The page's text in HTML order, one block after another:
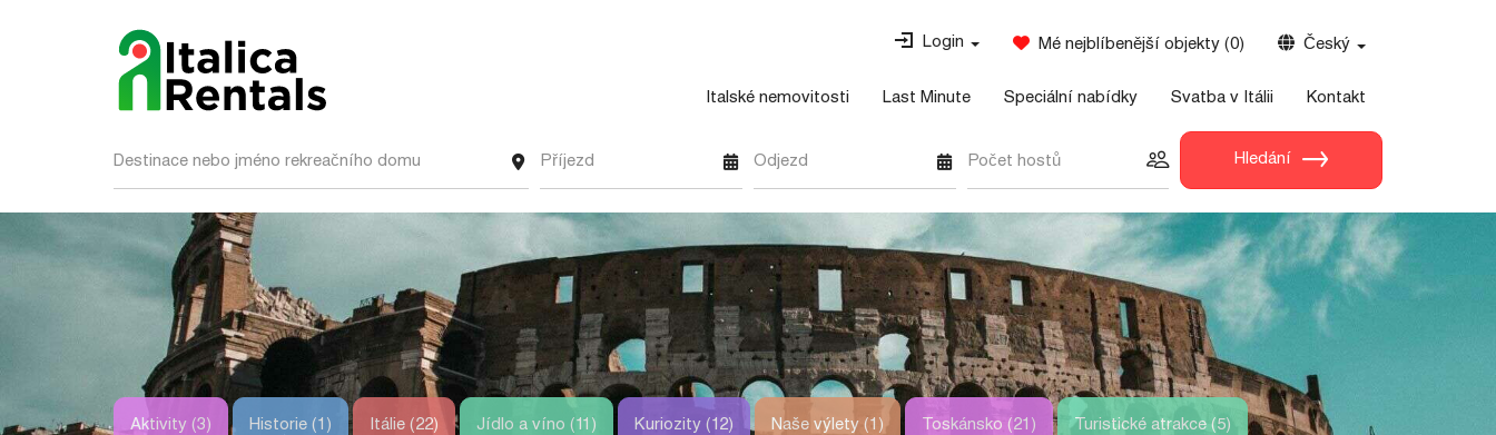
Login Mé nejblíbenější objekty (0) Český
Italské nemovitosti Last Minute Speciální nabídky Svatba v Itálii Kontakt
Destinace nebo jméno rekreačního domu Příjezd Odjezd Počet hostů Hledání
Aktivity (3) Historie (1) Itálie (22) Jídlo a víno (11) Kuriozity (12) Naše výlety (1) Toskánsko (21) Turistické atrakce (5)